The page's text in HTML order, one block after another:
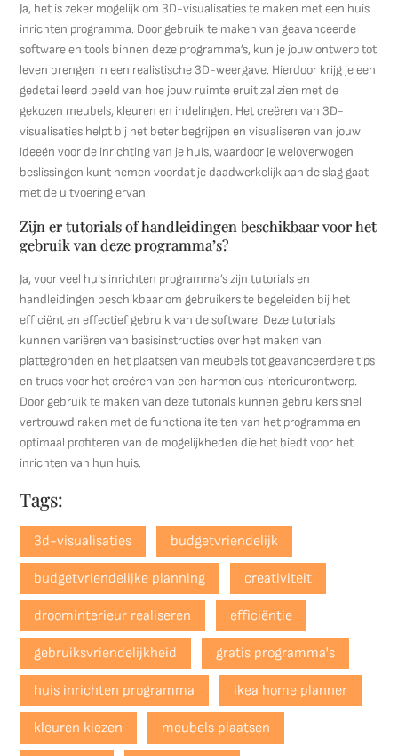
Ja, het is zeker mogelijk om 3D-visualisaties te maken met een huis
inrichten programma. Door gebruik te maken van geavanceerde
software en tools binnen deze programma’s, kun je jouw ontwerp tot
leven brengen in een realistische 3D-weergave. Hierdoor krijg je een
gedetailleerd beeld van hoe jouw ruimte eruit zal zien met de
gekozen meubels, kleuren en indelingen. Het creëren van 3D-
visualisaties helpt bij het beter begrijpen en visualiseren van jouw
ideeën voor de inrichting van je huis, waardoor je weloverwogen
beslissingen kunt nemen voordat je daadwerkelijk aan de slag gaat
met de uitvoering ervan.
Zijn er tutorials of handleidingen beschikbaar voor het
gebruik van deze programma’s?
Ja, voor veel huis inrichten programma’s zijn tutorials en
handleidingen beschikbaar om gebruikers te begeleiden bij het
efficiënt en effectief gebruik van de software. Deze tutorials
kunnen variëren van basisinstructies over het maken van
plattegronden en het plaatsen van meubels tot geavanceerdere tips
en trucs voor het creëren van een harmonieus interieurontwerp.
Door gebruik te maken van deze tutorials kunnen gebruikers snel
vertrouwd raken met de functionaliteiten van het programma en
optimaal profiteren van de mogelijkheden die het biedt voor het
inrichten van hun huis.
Tags:
3d-visualisaties budgetvriendelijk
budgetvriendelijke planning creativiteit
droominterieur realiseren efficiëntie
gebruiksvriendelijkheid gratis programma's
huis inrichten programma ikea home planner
kleuren kiezen meubels plaatsen